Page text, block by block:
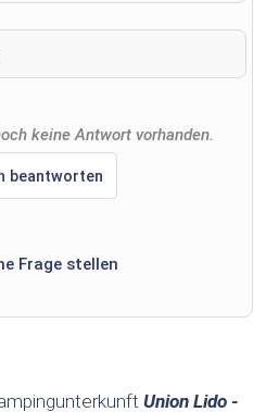
keine Antwort vorhanden.
beantworten
Frage stellen
Union Lido -